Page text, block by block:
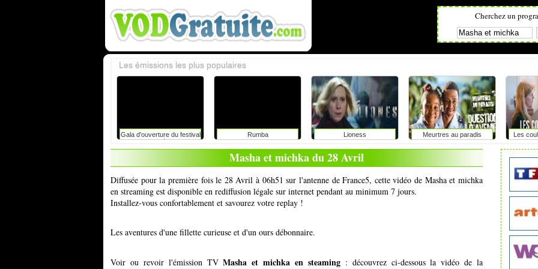
Cherchez un
Gala d'ouverture du festival
du rire de liège avec
caroline vigneaux: faut-il
Rumba Lioness Meurtres au paradis Les
Les émissions les plus populaires
Masha et michka du 28 Avril
Diffusée pour la première fois le 28 Avril à 06h51 sur l'antenne de France5, cette vidéo de Masha et michka
en streaming est disponible en rediffusion légale sur internet pendant au minimum 7 jours.
Installez-vous confortablement et savourez votre replay !
Les aventures d'une fillette curieuse et d'un ours débonnaire.
Voir ou revoir l'émission TVMasha et michka en steaming: découvrez ci-dessous la vidéo de la